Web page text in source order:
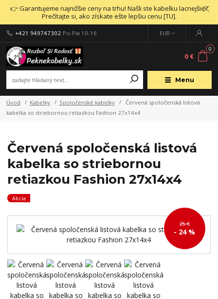
👉 Garantujeme najnižšie ceny na trhu! Našli ste kabelku lacnejšie?
Prečítajte si, ako získate ešte lepšiu cenu [TU].
Menu
EUR
+421 949747302 Po-Pia 10-16
0
0 €
Úvod Kabelky Spoločenské kabelky
Červená spoločenská listová
kabelka so striebornou retiazkou Fashion 27x14x4
Červená spoločenská listová
kabelka so striebornou
retiazkou Fashion 27x14x4
Akcia
25 €
- 24 %